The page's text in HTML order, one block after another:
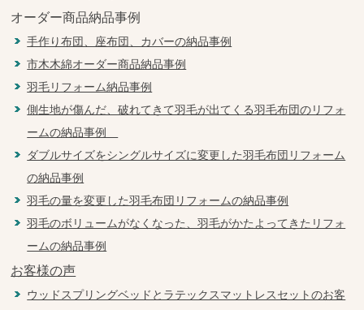
オーダー商品納品事例
手作り布団、座布団、カバーの納品事例
市木木綿オーダー商品納品事例
羽毛リフォーム納品事例
側生地が傷んだ、破れてきて羽毛が出てくる羽毛布団のリフォ
ームの納品事例
ダブルサイズをシングルサイズに変更した羽毛布団リフォーム
の納品事例
羽毛の量を変更した羽毛布団リフォームの納品事例
羽毛のボリュームがなくなった、羽毛がかたよってきたリフォ
ームの納品事例
お客様の声
ウッドスプリングベッドとラテックスマットレスセットのお客